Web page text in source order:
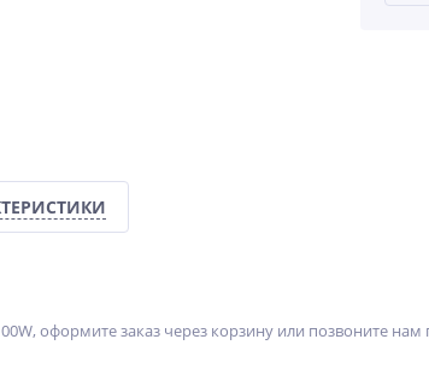
оформите заказ через корзину или позвоните